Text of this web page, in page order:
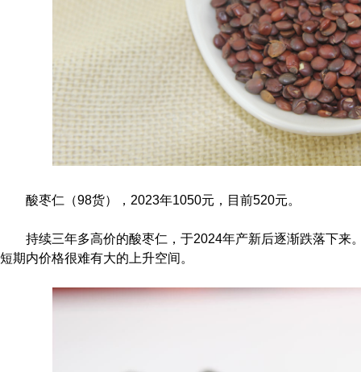
酸枣仁（98货），2023年1050元，目前520元。
持续三年多高价的酸枣仁，于2024年产新后逐渐跌落下来
短期内价格很难有大的上升空间。